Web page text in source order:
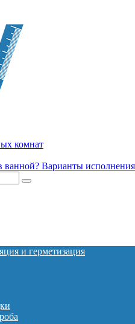
комнат
ванной? Варианты
и герметизация